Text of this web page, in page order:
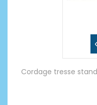
Cordage tresse